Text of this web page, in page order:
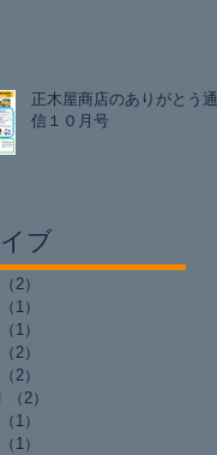
正木屋商店のありがとう通
信１０月号
ブ
（2）
（1）
（1）
（2）
（2）
（2）
（1）
（1）